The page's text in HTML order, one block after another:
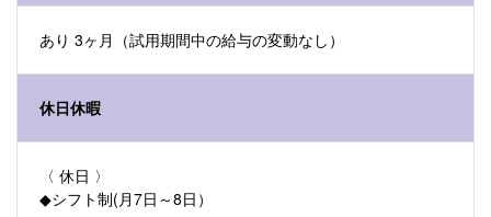
あり 3ヶ月（試用期間中の給与の変動なし）
休日休暇
〈 休日 〉
◆シフト制(月7日～8日）